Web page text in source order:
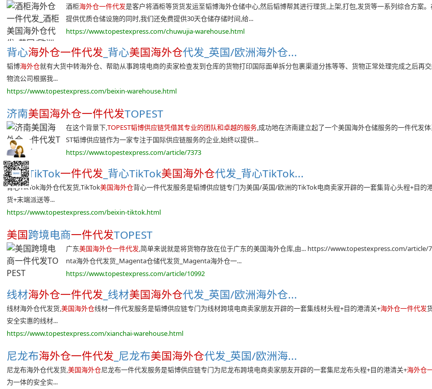
酒柜海外仓一件代发是客户将酒柜等货货发运至韬博海外仓储中心,然后韬博帮其进行理货,上架,打包,发货等一系列综合方案。
提供优质仓储设施的同时,我们还免费提供30天仓储存储时间,给...
https://www.topestexpress.com/chuwujia-warehouse.html
背心海外仓一件代发 _背心美国海外仓代发_英国/欧洲海外仓...
韬博海外仓就有大货中转海外仓、帮助从事跨境电商的卖家检查发到仓库的货物打印国际面单拆分包裹渠道分拣等等、货物正常处理完成之后再
物流公司根据我...
https://www.topestexpress.com/beixin-warehouse.html
济南美国海外仓一件代发TOPEST
在这个背景下,TOPEST韬博供应链凭借其专业的团队和卓越的服务,成功地在济南建立起了一个美国海外仓储服务的一件代发体
ST韬博供应链作为一家专注于国际供应链服务的企业,始终以提供...
https://www.topestexpress.com/article/7373
背心TikTok一件代发 _背心TikTok美国海外仓代发_背心TikTok...
背心TikTok海外仓代发货,TikTok美国海外仓背心一件代发服务是韬博供应链专门为美国/英国/欧洲的TikTok电商卖家开辟的一套集背心头程+目的
货+末端派送等...
https://www.topestexpress.com/beixin-tiktok.html
美国跨境电商一件代发TOPEST
广东美国海外仓一件代发,简单来说就是将货物存放在位于广东的美国海外仓库,由... https://www.topestexpress.com/article/
nta海外仓代发货_Magenta仓储代发货_Magenta海外仓一...
https://www.topestexpress.com/article/10992
线材海外仓一件代发 _线材美国海外仓代发_英国/欧洲海外仓...
线材海外仓代发货,美国海外仓线材一件代发服务是韬博供应链专门为线材跨境电商卖家朋友开辟的一套集线材头程+目的港清关+海外仓一件代发
安全实惠的线材...
https://www.topestexpress.com/xianchai-warehouse.html
尼龙布海外仓一件代发 _尼龙布美国海外仓代发_英国/欧洲海...
尼龙布海外仓代发货,美国海外仓尼龙布一件代发服务是韬博供应链专门为尼龙布跨境电商卖家朋友开辟的一套集尼龙布头程+目的港清关+海外仓
为一体的安全实...